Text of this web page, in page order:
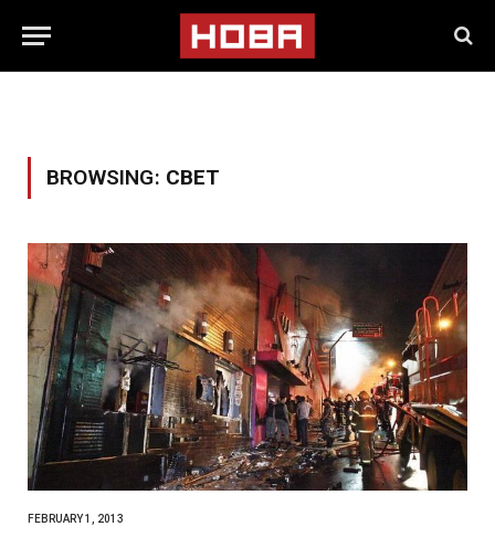
BROWSING: СВЕТ
FEBRUARY 1, 2013